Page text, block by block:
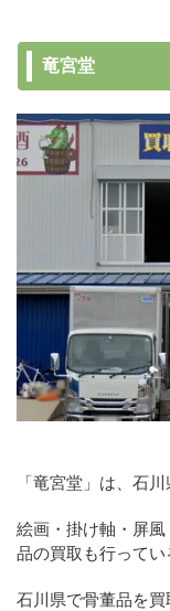
竜宮堂
「竜宮堂」は、石
絵画・掛け軸・屏
品の買取も行ってい
石川県で骨董品を